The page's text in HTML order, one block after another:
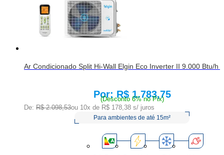
Ar Condicionado Split Hi-Wall Elgin Eco Inverter II 9.000 Btu/h
Price:
R$ 1.783,75
(Desconto 6% no Pix)
De: R$ 2.098,53ou 10x de R$ 178,38 s/ juros
Para ambientes de até 15m²